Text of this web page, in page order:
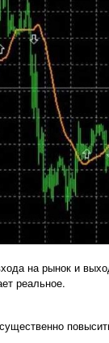
на рынок и
реальное.